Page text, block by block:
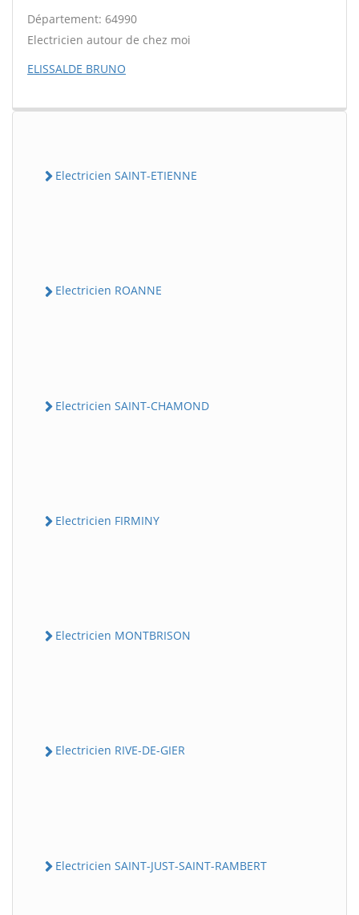
Département: 64990
Electricien autour de chez moi
ELISSALDE BRUNO
Electricien SAINT-ETIENNE
Electricien ROANNE
Electricien SAINT-CHAMOND
Electricien FIRMINY
Electricien MONTBRISON
Electricien RIVE-DE-GIER
Electricien SAINT-JUST-SAINT-RAMBERT